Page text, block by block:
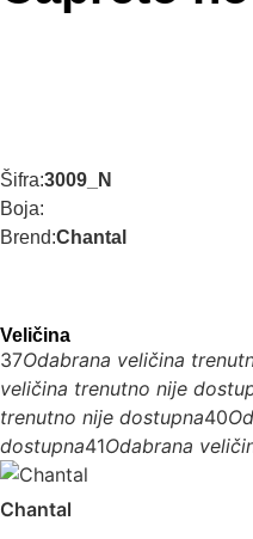
Šifra:3009_N
Boja:
Brend:Chantal
Veličina
37Odabrana veličina
veličina trenutno nije
trenutno nije dostupna40
dostupna41Odabrana
Chantal